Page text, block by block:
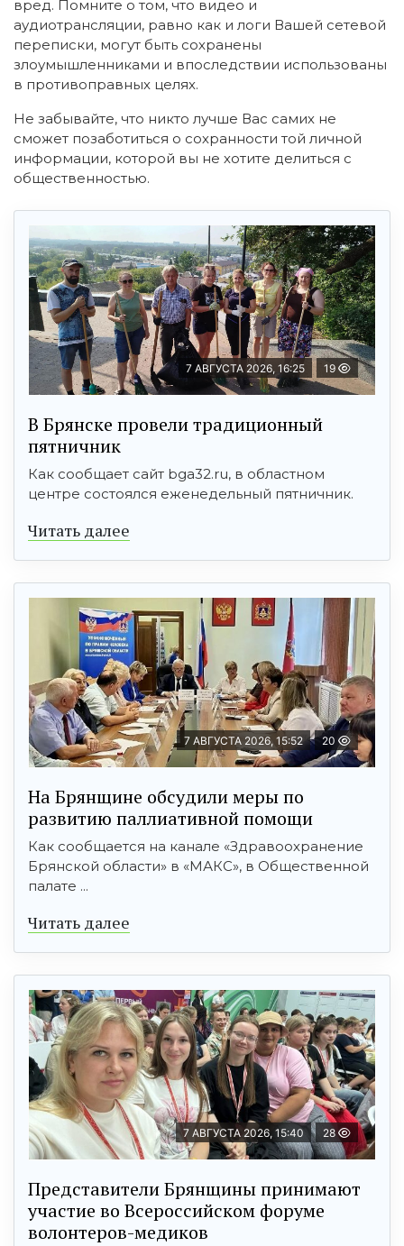
вред. Помните о том, что видео и
аудиотрансляции, равно как и логи Вашей сетевой
переписки, могут быть сохранены
злоумышленниками и впоследствии использованы
в противоправных целях.
Не забывайте, что никто лучше Вас самих не
сможет позаботиться о сохранности той личной
информации, которой вы не хотите делиться с
общественностью.
7 АВГУСТА 2026, 16:25 19
В Брянске провели традиционный
пятничник
Как сообщает сайт bga32.ru, в областном
центре состоялся еженедельный пятничник.
Читать далее
7 АВГУСТА 2026, 15:52 20
На Брянщине обсудили меры по
развитию паллиативной помощи
Как сообщается на канале «Здравоохранение
Брянской области» в «МАКС», в Общественной
палате ...
Читать далее
7 АВГУСТА 2026, 15:40 28
Представители Брянщины принимают
участие во Всероссийском форуме
волонтеров-медиков